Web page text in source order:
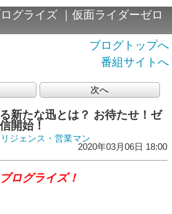
グライズ ｜仮面ライダーゼロ
ブログトップへ
番組サイトへ
次へ
新たな迅とは？ お待たせ！ゼ
開始！
ジェンス・営業マン
2020年03月06日 18:00
ログライズ！